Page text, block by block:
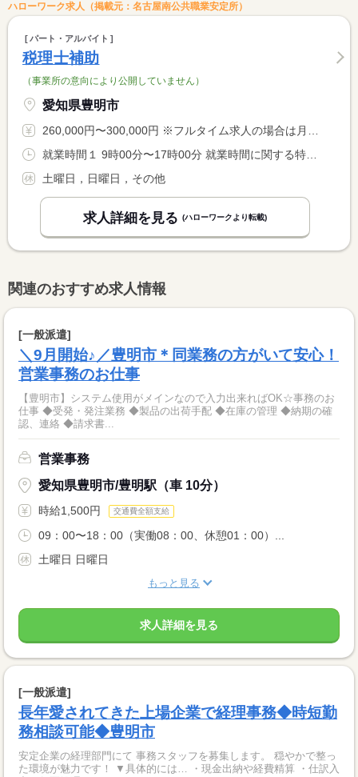
ハローワーク求人（掲載元：名古屋南公共職業安定所）
パート・アルバイト
税理士補助
（事業所の意向により公開していません）
愛知県豊明市
260,000円〜300,000円 ※フルタイム求人の場合は月額（換算額）、パート求人の場合は時間額を表示しています。
土曜日，日曜日，その他
求人詳細を見る (ハローワークより転載)
関連のおすすめ求人情報
[一般派遣]
＼9月開始♪／豊明市＊同業務の方がいて安心！
営業事務のお仕事
【豊明市】システム使用がメインなので入力出来ればOK☆事務のお
仕事 ◆受発・発注業務 ◆製品の出荷手配 ◆在庫の管理 ◆納期の確
認、連絡 ◆請求書...
営業事務
愛知県豊明市/豊明駅（車 10分）
時給1,500円 交通費全額支給
09：00〜18：00（実働08：00、休憩01：00）...
土曜日 日曜日
もっと見る
求人詳細を見る
[一般派遣]
長年愛されてきた上場企業で経理事務◆時短勤
務相談可能◆豊明市
安定企業の経理部門にて 事務スタッフを募集します。 穏やかで整っ
た環境が魅力です！ ▼具体的には… ・現金出納や経費精算 ・仕訳入